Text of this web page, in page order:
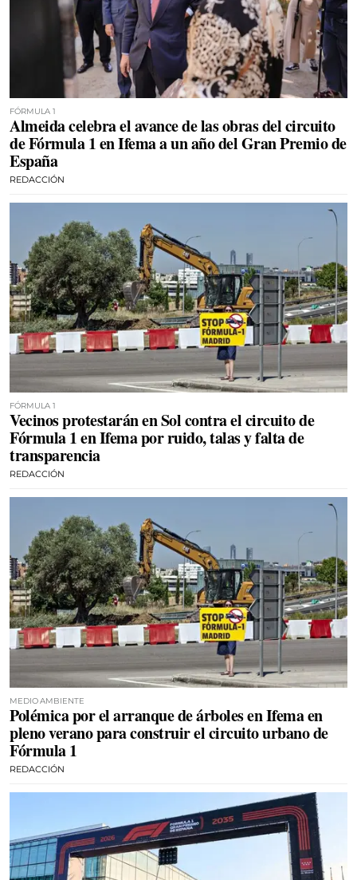
FÓRMULA 1
Almeida celebra el avance de las obras del circuito
de Fórmula 1 en Ifema a un año del Gran Premio de
España
REDACCIÓN
FÓRMULA 1
Vecinos protestarán en Sol contra el circuito de
Fórmula 1 en Ifema por ruido, talas y falta de
transparencia
REDACCIÓN
MEDIO AMBIENTE
Polémica por el arranque de árboles en Ifema en
pleno verano para construir el circuito urbano de
Fórmula 1
REDACCIÓN